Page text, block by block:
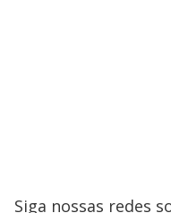
Siga nossas redes